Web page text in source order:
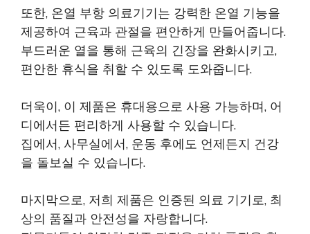
또한, 온열 부항 의료기기는 강력한 온열 기능을
제공하여 근육과 관절을 편안하게 만들어줍니다.
부드러운 열을 통해 근육의 긴장을 완화시키고,
편안한 휴식을 취할 수 있도록 도와줍니다.
더욱이, 이 제품은 휴대용으로 사용 가능하며, 어
디에서든 편리하게 사용할 수 있습니다.
집에서, 사무실에서, 운동 후에도 언제든지 건강
을 돌보실 수 있습니다.
마지막으로, 저희 제품은 인증된 의료 기기로, 최
상의 품질과 안전성을 자랑합니다.